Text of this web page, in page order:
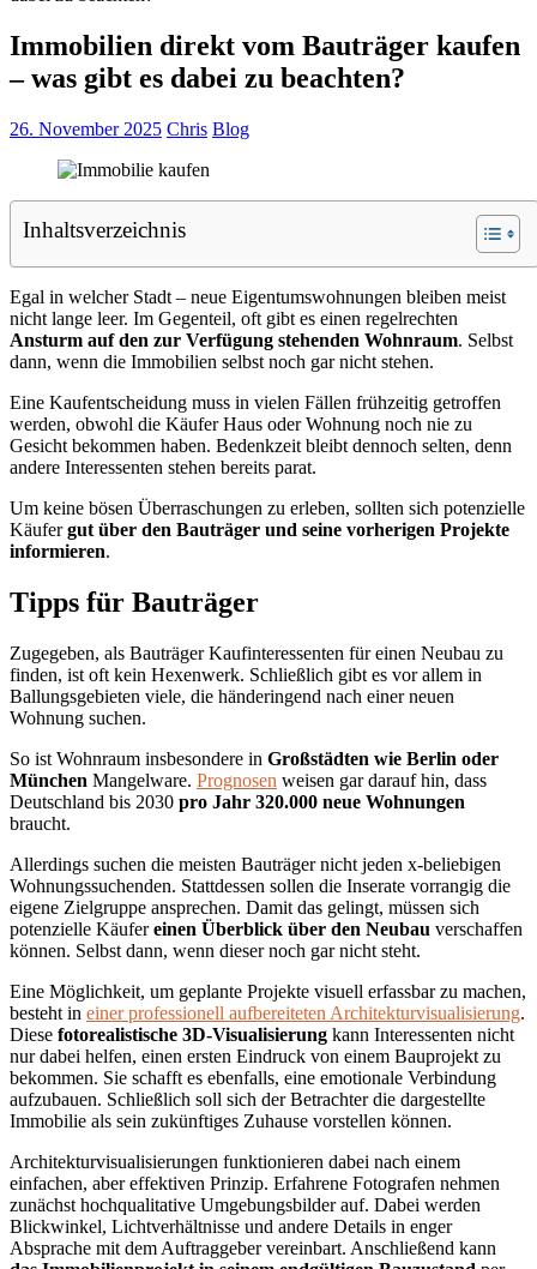
Immobilien direkt vom Bauträger kaufen
– was gibt es dabei zu beachten?
26. November 2025 Chris Blog
Inhaltsverzeichnis
Egal in welcher Stadt – neue Eigentumswohnungen bleiben meist
nicht lange leer. Im Gegenteil, oft gibt es einen regelrechten
Ansturm auf den zur Verfügung stehenden Wohnraum. Selbst
dann, wenn die Immobilien selbst noch gar nicht stehen.
Eine Kaufentscheidung muss in vielen Fällen frühzeitig getroffen
werden, obwohl die Käufer Haus oder Wohnung noch nie zu
Gesicht bekommen haben. Bedenkzeit bleibt dennoch selten, denn
andere Interessenten stehen bereits parat.
Um keine bösen Überraschungen zu erleben, sollten sich potenzielle
Käufergut über den Bauträger und seine vorherigen Projekte
informieren.
Tipps für Bauträger
Zugegeben, als Bauträger Kaufinteressenten für einen Neubau zu
finden, ist oft kein Hexenwerk. Schließlich gibt es vor allem in
Ballungsgebieten viele, die händeringend nach einer neuen
Wohnung suchen.
So ist Wohnraum insbesondere in Großstädten wie Berlin oder
München Mangelware. Prognosen weisen gar darauf hin, dass
Deutschland bis 2030 pro Jahr 320.000 neue Wohnungen
braucht.
Allerdings suchen die meisten Bauträger nicht jeden x-beliebigen
Wohnungssuchenden. Stattdessen sollen die Inserate vorrangig die
eigene Zielgruppe ansprechen. Damit das gelingt, müssen sich
potenzielle Käufereinen Überblick über den Neubau verschaffen
können. Selbst dann, wenn dieser noch gar nicht steht.
Eine Möglichkeit, um geplante Projekte visuell erfassbar zu machen,
besteht in einer professionell aufbereiteten Architekturvisualisierung.
Diese fotorealistische 3D-Visualisierung kann Interessenten nicht
nur dabei helfen, einen ersten Eindruck von einem Bauprojekt zu
bekommen. Sie schafft es ebenfalls, eine emotionale Verbindung
aufzubauen. Schließlich soll sich der Betrachter die dargestellte
Immobilie als sein zukünftiges Zuhause vorstellen können.
Architekturvisualisierungen funktionieren dabei nach einem
einfachen, aber effektiven Prinzip. Erfahrene Fotografen nehmen
zunächst hochqualitative Umgebungsbilder auf. Dabei werden
Blickwinkel, Lichtverhältnisse und andere Details in enger
Absprache mit dem Auftraggeber vereinbart. Anschließend kann